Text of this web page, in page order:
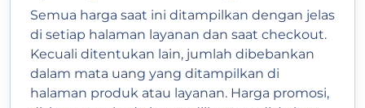
Semua harga saat ini ditampilkan dengan jelas
di setiap halaman layanan dan saat checkout.
Kecuali ditentukan lain, jumlah dibebankan
dalam mata uang yang ditampilkan di
halaman produk atau layanan. Harga promosi,